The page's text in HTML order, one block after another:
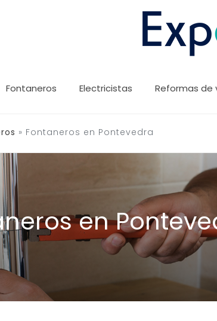
Fontaneros Electricistas Reformas de
» Fontaneros en Pontevedra
en